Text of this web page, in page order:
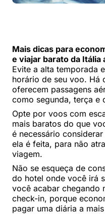
Mais dicas para
e viajar barato da Itália
Evite a alta temporada
horário de seu voo. Há
oferecem passagens
como segunda, terça e
Opte por voos com
mais baratos do que
é necessário
ela é feita, para não
viagem.
Não se esqueça de
do hotel onde você irá
você acabar chegando
check-in, porque
pagar uma diária a